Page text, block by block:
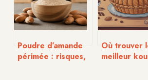
conseils pratiques
Poudre d’amande
périmée : risques,
Où trouver
meilleur